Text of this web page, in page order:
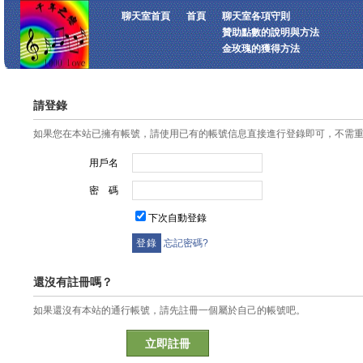
聊天室首頁 首頁
聊天室各項守則
贊助點數的說明與方法
金玫瑰的獲得方法
請登錄
如果您在本站已擁有帳號，請使用已有的帳號信息直接進行登錄即可，不需
用戶名
密 碼
下次自動登錄
忘記密碼?
還沒有註冊嗎？
如果還沒有本站的通行帳號，請先註冊一個屬於自己的帳號吧。
立即註冊